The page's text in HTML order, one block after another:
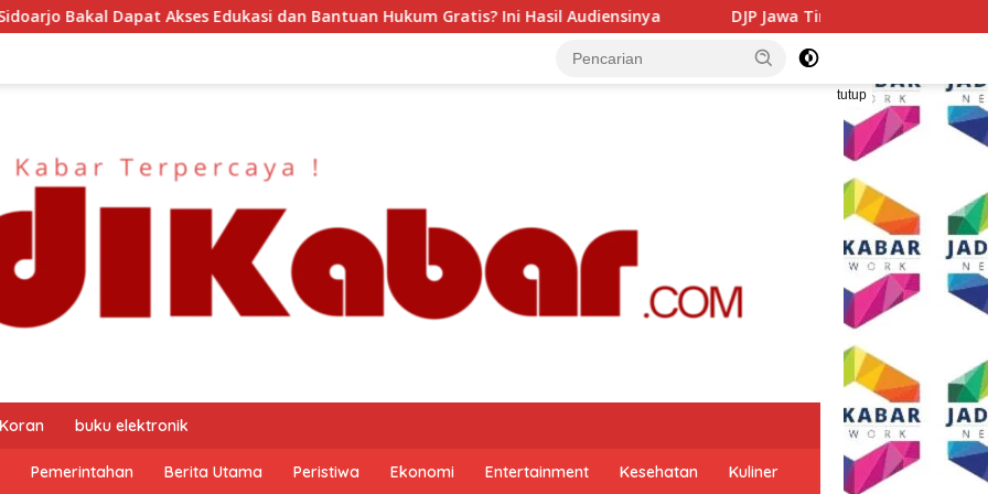
dan Bantuan Hukum Gratis? Ini Hasil Audiensinya DJP Jawa Timur Gandeng GP Ansor Tingkatkan Literasi Pajak dan
tutup
buku elektronik
Pemerintahan Berita Utama Peristiwa Ekonomi Entertainment Kesehatan Kuliner